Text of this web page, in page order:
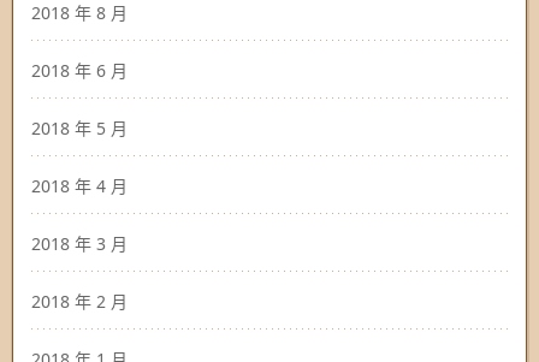
2018 年 8 月
2018 年 6 月
2018 年 5 月
2018 年 4 月
2018 年 3 月
2018 年 2 月